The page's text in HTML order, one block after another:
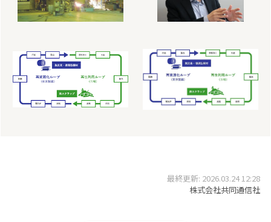
最終更新: 2026.03.24 12:28
株式会社共同通信社